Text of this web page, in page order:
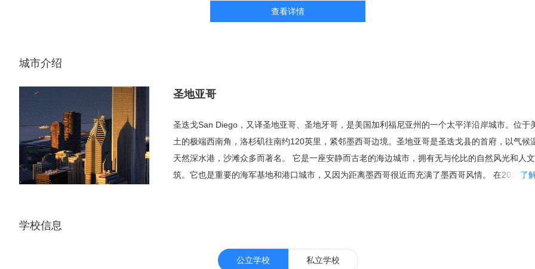
查看详情
城市介绍
圣地亚哥
圣迭戈San Diego，又译圣地亚哥、圣地牙哥，是美国加利福尼亚州的一个太平洋沿岸城市。位于
土的极端西南角，洛杉矶往南约120英里，紧邻墨西哥边境。圣地亚哥是圣迭戈县的首府，以气候
天然深水港，沙滩众多而著名。 它是一座安静而古老的海边城市，拥有无与伦比的自然风光和人
筑。它也是重要的海军基地和港口城市，又因为距离墨西哥很近而充满了墨西哥风情。 在2015年
市政府雇员约占职工总数的1/4,其中大多数在军事基地工作。导弹和飞机制造两大工业部门，拥有
了
学校信息
公立学校 私立学校